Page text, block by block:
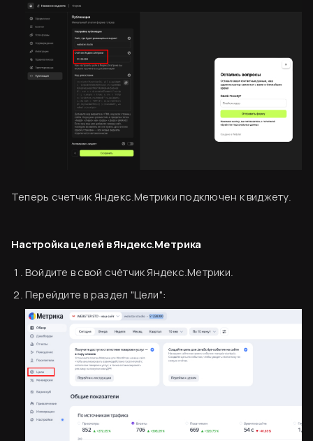
Теперь счетчик Яндекс.Метрики подключен к виджету.
Настройка целей в Яндекс.Метрика
Войдите в свой счётчик Яндекс.Метрики.
Перейдите в раздел "Цели":